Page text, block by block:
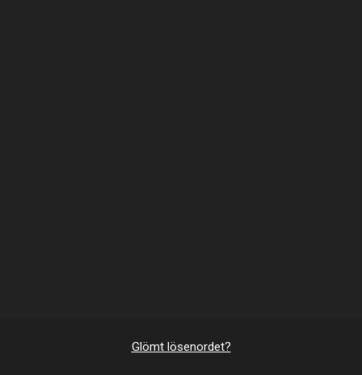
Glömt lösenordet?